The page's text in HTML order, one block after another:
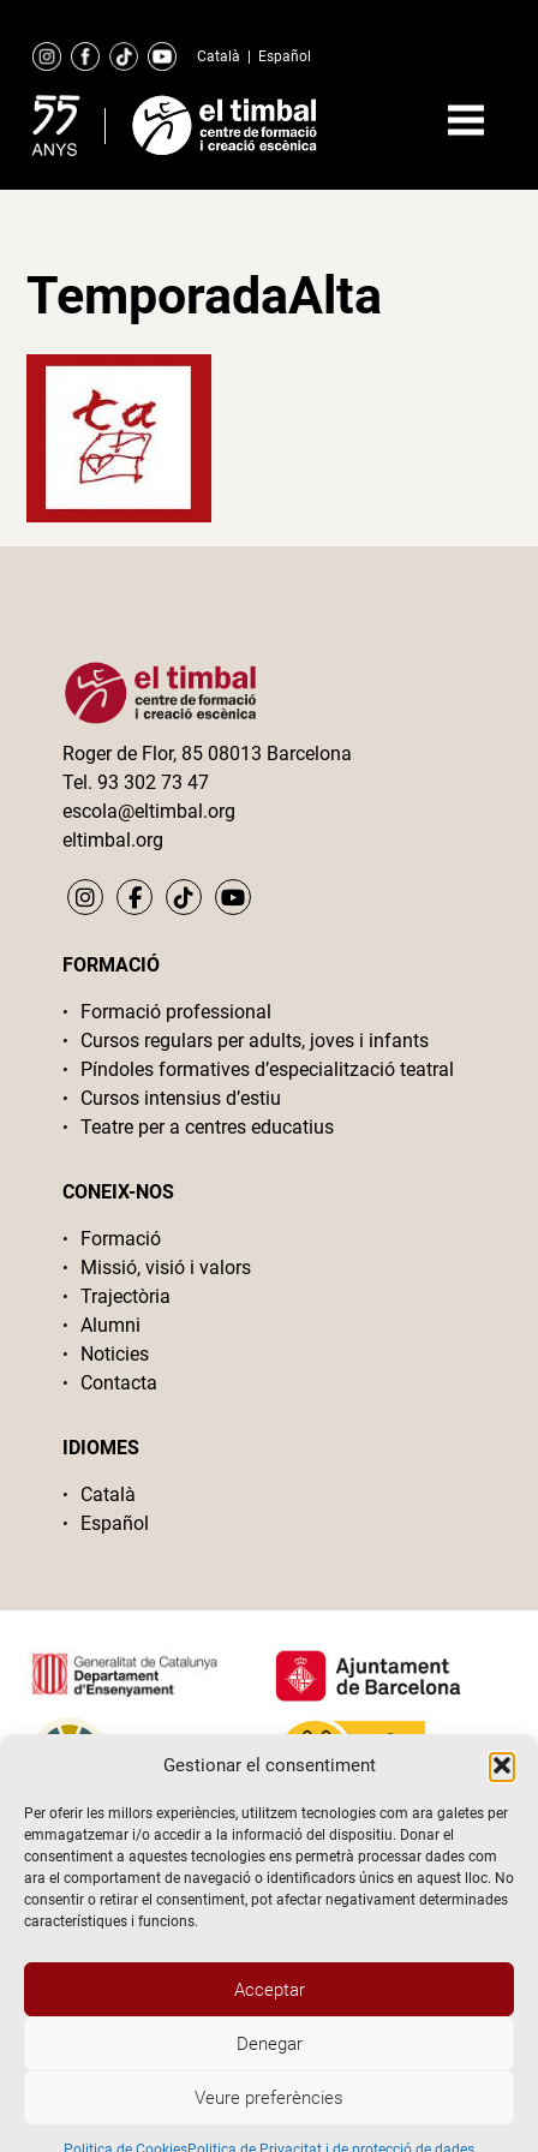
Gestionar el consentiment
Per oferir les millors experiències, utilitzem tecnologies com ara galetes per
emmagatzemar i/o accedir a la informació del dispositiu. Donar el
consentiment a aquestes tecnologies ens permetrà processar dades com
ara el comportament de navegació o identificadors únics en aquest lloc. No
consentir o retirar el consentiment, pot afectar negativament determinades
característiques i funcions.
Acceptar
Denegar
Veure preferències
content
Català Español
TemporadaAlta
Roger de Flor, 85 08013 Barcelona
Tel. 93 302 73 47
escola@eltimbal.org
eltimbal.org
FORMACIÓ
Formació professional
Cursos regulars per adults, joves i infants
Píndoles formatives d’especialització teatral
Cursos intensius d’estiu
Teatre per a centres educatius
CONEIX-NOS
Formació
Missió, visió i valors
Trajectòria
Alumni
Noticies
Contacta
IDIOMES
Català
Español
@2026 Escola de teatre El Timbal. Tots els drets reservats
Avís Legal